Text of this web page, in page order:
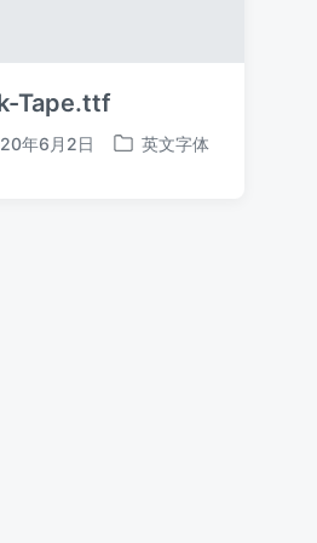
Tape.ttf
年6月2日
发
英文字体